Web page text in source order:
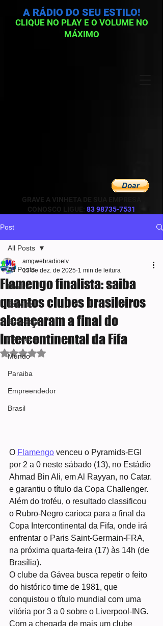
GRAVE A VINHETA DE SUA EMPRESA
CONOSCO LIGUE:
83 98735-7531
CLIQUE NO PLAY E O VOLUME NO
MÁXIMO
A RÁDIO DO SEU ESTILO!
Post
All Posts
Política
Esporte
Bem-estar
Famosos
Mundo
Paraiba
Empreendedor
Brasil
All Posts
Flamengo finalista: saiba
quantos clubes brasileiros
alcançaram a final do
Intercontinental da Fifa
amgwebradioetv
13 de dez. de 2025 1 min de leitura
Avaliado com NaN de 5 estrelas.
O Flamengo venceu o Pyramids-EGI
por 2 a 0 neste sábado (13), no Estádio
Ahmad Bin Ali, em Al Rayyan, no Catar.
e garantiu o título da Copa Challenger.
Além do troféu, o resultado classificou
o Rubro-Negro carioca para a final da
Copa Intercontinental da Fifa, onde irá
enfrentar o Paris Saint-Germain-FRA,
na próxima quarta-feira (17) às 14h (de
Brasília).
O clube da Gávea busca repetir o feito
do histórico time de 1981, que
conquistou o título mundial com uma
vitória por 3 a 0 sobre o Liverpool-ING.
Com a chegada de mais um clube